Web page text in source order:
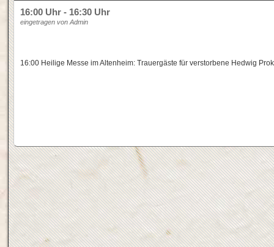
16:00 Uhr - 16:30 Uhr
eingetragen von Admin
16:00 Heilige Messe im Altenheim: Trauergäste für verstorbene Hedwig